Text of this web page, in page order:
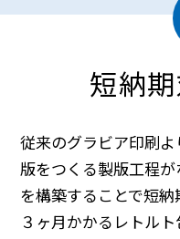
短納期
従来のグラビア印刷よ
版をつくる製版工程
を構築することで短
３ヶ月かかるレトル